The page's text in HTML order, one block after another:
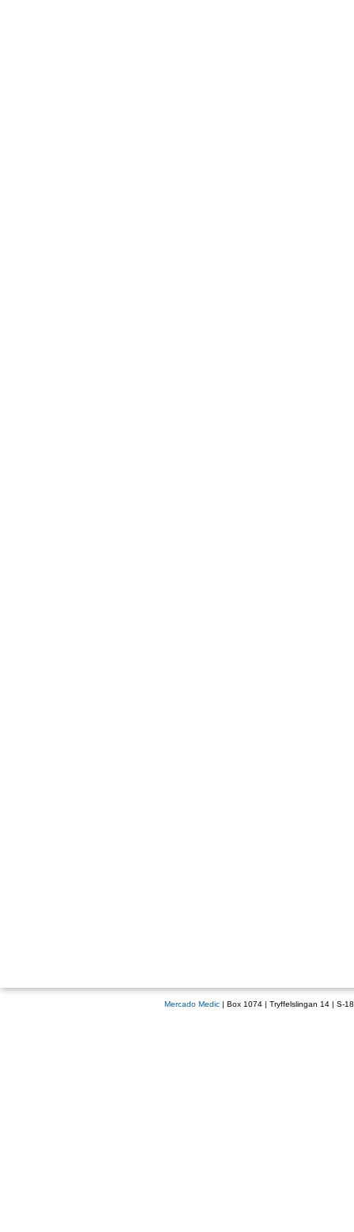
Mercado Medic| Box 1074 | Tryffelslingan 14 | S-